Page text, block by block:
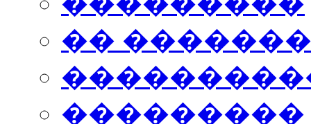
��
���������